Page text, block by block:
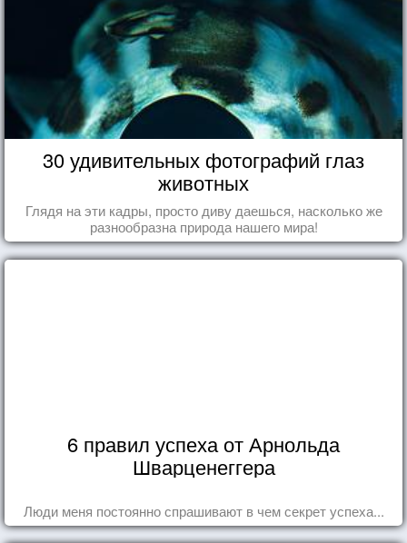
30 удивительных фотографий глаз
животных
Глядя на эти кадры, просто диву даешься, насколько же
разнообразна природа нашего мира!
6 правил успеха от Арнольда
Шварценеггера
Люди меня постоянно спрашивают в чем секрет успеха...